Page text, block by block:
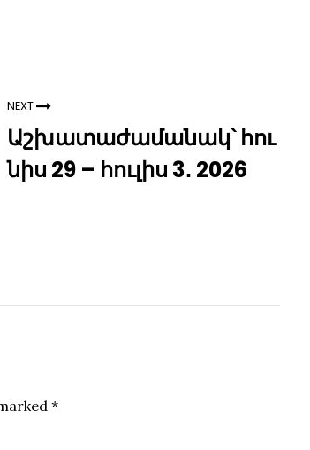
NEXT
Աշխատաժամանակ՝ հու
նիս 29 – հուլիս 3․ 2026
*